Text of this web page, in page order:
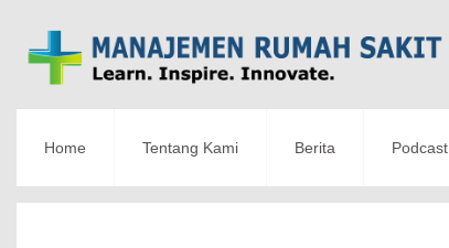
Home Tentang Kami Berita Podcast